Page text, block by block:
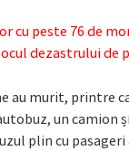
au murit, printre
un camion
plin cu